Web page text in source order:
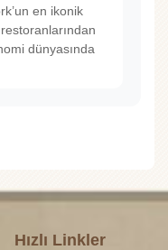
en ikonik
dünyasında
Hızlı Linkler